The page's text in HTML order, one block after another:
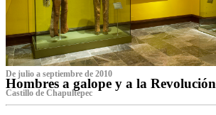
De julio a septiembre de 2010
Hombres a galope y a la Revolución
Castillo de Chapultepec